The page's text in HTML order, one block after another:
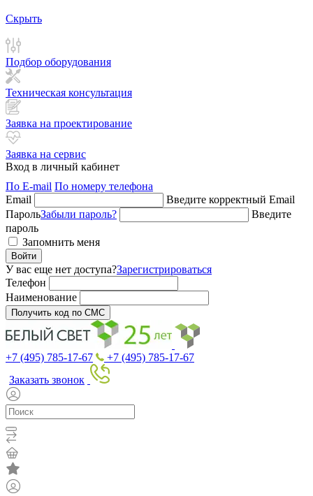
Скрыть
Подбор оборудования
Техническая консультация
Заявка на проектирование
Заявка на сервис
Вход в личный кабинет
По E-mail По номеру телефона
Email
Введите корректный Email
ПарольЗабыли пароль?
Введите
пароль
Запомнить меня
Войти
У вас еще нет доступа?Зарегистрироваться
Телефон
Наименование
Получить код по СМС
+7 (495) 785-17-67
+7 (495) 785-17-67
Заказать звонок